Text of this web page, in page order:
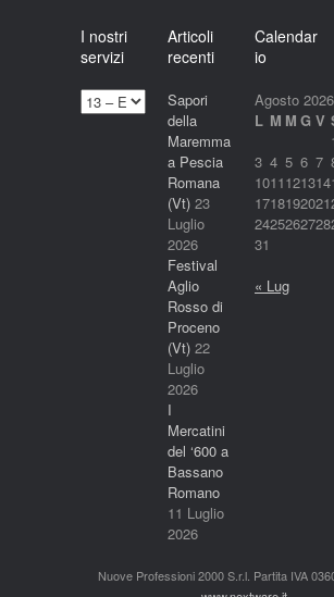
I nostri
servizi
nostri
Articoli
recenti
Sapori
della
Maremma
a Pescia
Romana
(Vt) 23
Luglio
2026
Festival
Aglio
Rosso di
Proceno
(Vt) 22
Luglio
2026
I
Mercatini
del ‘600 a
Bassano
Romano
11 Luglio
2026
Calendar
io
Agosto 2026
L M M G V
3 4 5 6 7
1011121314
1718192021
2425262728
31
« Lug
Nuove Professioni 2000 S.r.l. Partita IVA